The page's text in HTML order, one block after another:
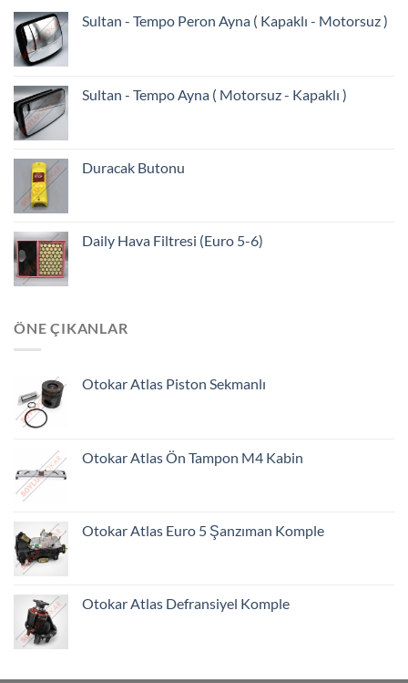
Sultan - Tempo Peron Ayna ( Kapaklı - Motorsuz )
Sultan - Tempo Ayna ( Motorsuz - Kapaklı )
Duracak Butonu
Daily Hava Filtresi (Euro 5-6)
ÖNE ÇIKANLAR
Otokar Atlas Piston Sekmanlı
Otokar Atlas Ön Tampon M4 Kabin
Otokar Atlas Euro 5 Şanzıman Komple
Otokar Atlas Defransiyel Komple